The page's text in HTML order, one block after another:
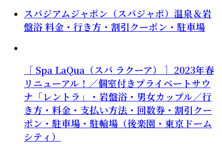
スパジアムジャポン（スパジャポ）温泉＆岩
盤浴 料金・行き方・割引クーポン・駐車場
［ Spa LaQua（スパ ラクーア） ］2023年春
リニューアル！／個室付きプライベートサウ
ナ「レントラ」・岩盤浴・男女カップル／行
き方・料金・支払い方法・回数券・割引クー
ポン・駐車場・駐輪場（後楽園・東京ドーム
シティ）